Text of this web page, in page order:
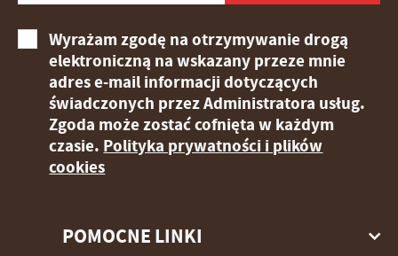
POMOCNE LINKI
Wyrażam zgodę na otrzymywanie drogą
elektroniczną na wskazany przeze mnie
adres e-mail informacji dotyczących
świadczonych przez Administratora usług.
Zgoda może zostać cofnięta w każdym
czasie. Polityka prywatności i plików
cookies